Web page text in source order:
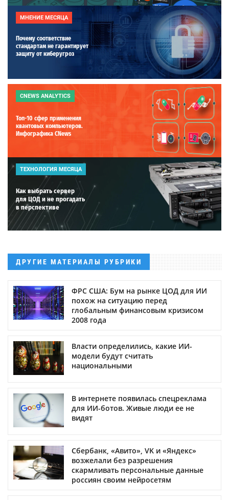
МНЕНИЕ МЕСЯЦА
Почему соответствие
стандартам не гарантирует
защиту от киберугроз
CNEWS ANALYTICS
Топ-10 сфер применения
квантовых компьютеров.
Инфографика CNews
ТЕХНОЛОГИЯ МЕСЯЦА
Как выбрать сервер
для ЦОД и не прогадать
в перспективе
ДРУГИЕ МАТЕРИАЛЫ РУБРИКИ
ФРС США: Бум на рынке ЦОД для ИИ
похож на ситуацию перед
глобальным финансовым кризисом
2008 года
Власти определились, какие ИИ-
модели будут считать
национальными
В интернете появилась спецреклама
для ИИ-ботов. Живые люди ее не
видят
Сбербанк, «Авито», VK и «Яндекс»
возжелали без разрешения
скармливать персональные данные
россиян своим нейросетям